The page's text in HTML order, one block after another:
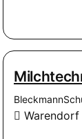
Warendorf